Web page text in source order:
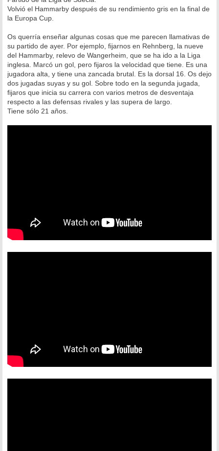
a
j
Volvió el Hammarby después de su rendimiento gris en la final de
la Europa Cup.
Os querría enseñar algunas cosas que me parecen llamativas de
su partido de ayer. Por ejemplo, fijarnos en Rehnberg, la nueve
del Hammarby, relevo de Wangerheim, que se ha ido a la Liga
inglesa. Marcó un gol, pero fijaros la velocidad que tiene. Es una
jugadora alta, y tiene una zancada brutal. Es la dorsal 16. Os dejo
dos jugadas suyas y su gol. Sobre todo en la segunda jugada,
fijaros que inicia su carrera con varios metros de desventaja
respecto a las defensas rivales y las supera de largo.
Tiene sólo 21 años.